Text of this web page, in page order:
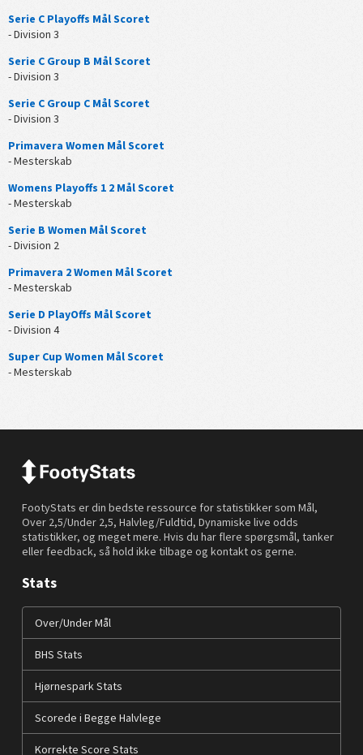
Serie C Playoffs Mål Scoret
- Division 3
Serie C Group B Mål Scoret
- Division 3
Serie C Group C Mål Scoret
- Division 3
Primavera Women Mål Scoret
- Mesterskab
Womens Playoffs 1 2 Mål Scoret
- Mesterskab
Serie B Women Mål Scoret
- Division 2
Primavera 2 Women Mål Scoret
- Mesterskab
Serie D PlayOffs Mål Scoret
- Division 4
Super Cup Women Mål Scoret
- Mesterskab
FootyStats er din bedste ressource for statistikker som Mål,
Over 2,5/Under 2,5, Halvleg/Fuldtid, Dynamiske live odds
statistikker, og meget mere. Hvis du har flere spørgsmål, tanker
eller feedback, så hold ikke tilbage og kontakt os gerne.
Stats
Over/Under Mål
BHS Stats
Hjørnespark Stats
Scorede i Begge Halvlege
Korrekte Score Stats